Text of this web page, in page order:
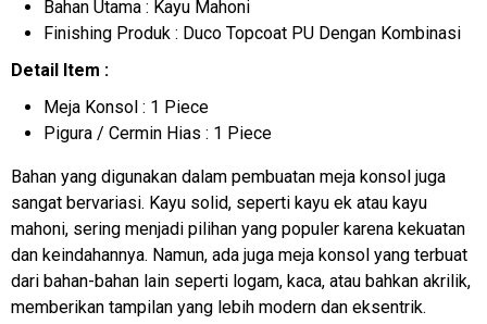
Bahan Utama : Kayu Mahoni
Finishing Produk : Duco Topcoat PU Dengan Kombinasi
Detail Item :
Meja Konsol : 1 Piece
Pigura / Cermin Hias : 1 Piece
Bahan yang digunakan dalam pembuatan meja konsol juga
sangat bervariasi. Kayu solid, seperti kayu ek atau kayu
mahoni, sering menjadi pilihan yang populer karena kekuatan
dan keindahannya. Namun, ada juga meja konsol yang terbuat
dari bahan-bahan lain seperti logam, kaca, atau bahkan akrilik,
memberikan tampilan yang lebih modern dan eksentrik.